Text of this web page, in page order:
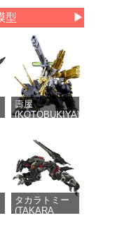
型 ▶
壽屋
(KOTOBUKIYA)
リースペシャル
2001 Re/color
全長約400mm
1/72スケール
プラモデル
タカラトミー
(TAKARA